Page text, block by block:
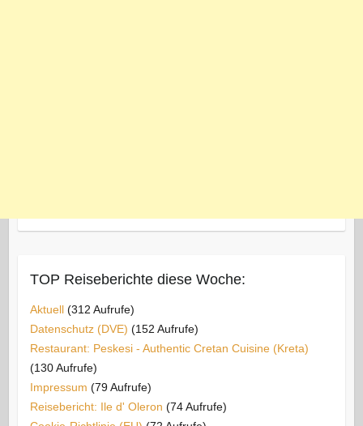
TOP Reiseberichte diese Woche:
Aktuell (312 Aufrufe)
Datenschutz (DVE) (152 Aufrufe)
Restaurant: Peskesi - Authentic Cretan Cuisine (Kreta)
(130 Aufrufe)
Impressum (79 Aufrufe)
Reisebericht: Ile d' Oleron (74 Aufrufe)